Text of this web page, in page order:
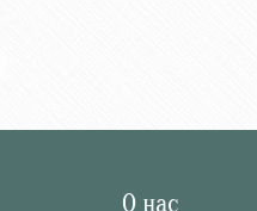
О нас